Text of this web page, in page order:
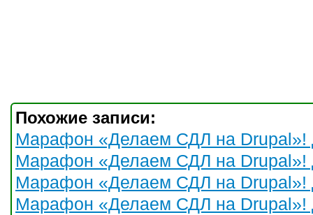
Похожие записи:
Марафон «Делаем СДЛ на Drupal»!
Марафон «Делаем СДЛ на Drupal»!
Марафон «Делаем СДЛ на Drupal»!
Марафон «Делаем СДЛ на Drupal»!